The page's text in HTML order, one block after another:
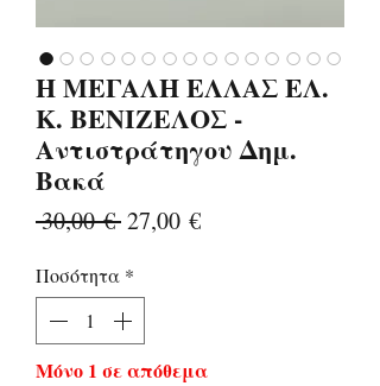
Η ΜΕΓΑΛΗ ΕΛΛΑΣ ΕΛ.
Κ. ΒΕΝΙΖΕΛΟΣ -
Αντιστράτηγου Δημ.
Βακά
30,00 € Κανονική
27,00 €Τιμή
Ποσότητα *
Μόνο 1 σε απόθεμα